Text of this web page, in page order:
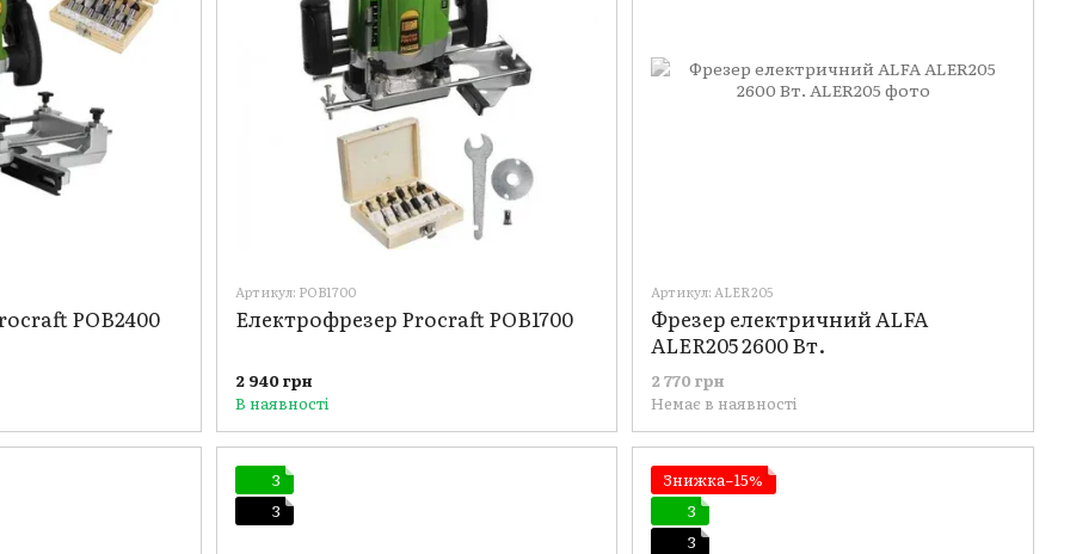
POB2400
Артикул: POB1700
Електрофрезер Procraft POB1700
2 940 грн
В наявності
Артикул: ALER205
Фрезер електричний ALFA
ALER205 2600 Вт.
2 770 грн
Немає в наявності
3
3
Знижка−15%
3
3